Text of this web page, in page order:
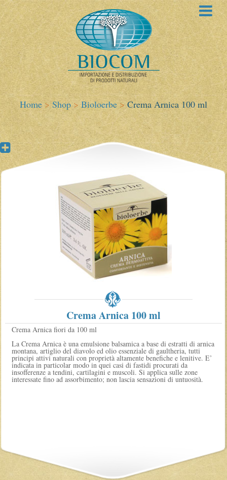
Home > Shop > Bioloerbe > Crema Arnica 100 ml
Crema Arnica 100 ml
Crema Arnica fiori da 100 ml
La Crema Arnica è una emulsione balsamica a base di estratti di arnica
montana, artiglio del diavolo ed olio essenziale di gaultheria, tutti
principi attivi naturali con proprietà altamente benefiche e lenitive. E’
indicata in particolar modo in quei casi di fastidi procurati da
insofferenze a tendini, cartilagini e muscoli. Si applica sulle zone
interessate fino ad assorbimento; non lascia sensazioni di untuosità.